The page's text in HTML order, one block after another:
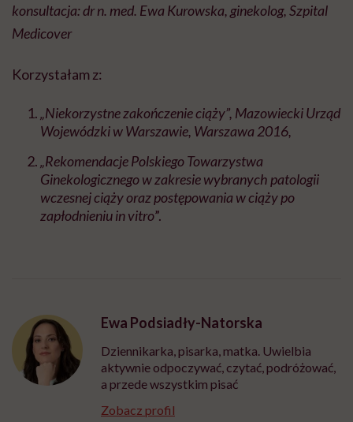
konsultacja: dr n. med. Ewa Kurowska, ginekolog, Szpital
Medicover
Korzystałam z:
„Niekorzystne zakończenie ciąży”, Mazowiecki Urząd
Wojewódzki w Warszawie, Warszawa 2016,
„Rekomendacje Polskiego Towarzystwa
Ginekologicznego w zakresie wybranych patologii
wczesnej ciąży oraz postępowania w ciąży po
zapłodnieniu in vitro”.
Ewa Podsiadły-Natorska
Dziennikarka, pisarka, matka. Uwielbia
aktywnie odpoczywać, czytać, podróżować,
a przede wszystkim pisać
Zobacz profil